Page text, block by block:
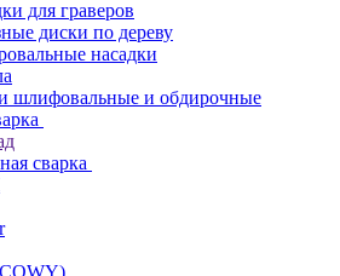
для граверов
диски по дереву
насадки
шлифовальные и обдирочные
сварка